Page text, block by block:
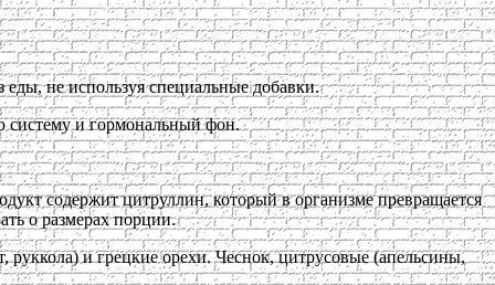
не используя специальные добавки.
систему и гормональный фон.
содержит цитруллин, который в организме превращается
о размерах порции.
руккола) и грецкие орехи. Чеснок, цитрусовые (апельсины,